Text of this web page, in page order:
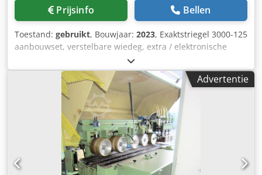
Prijsinfo Bellen
Toestand: gebruikt, Bouwjaar: 2023, Exaktstriegel 3000-125
aanbouwset, verstelbare wiedeg, extra / elektronische
spooraanduiding 3000 AmaDrill 2 voor Cataya, radarsensor
/ internationaal, analoge werkpositie sensor, elektrische
werkgangenschakeling / stuurventiel en hydraulische
werkgangen. Djdpfx Aetgpggef Seck
Advertentie